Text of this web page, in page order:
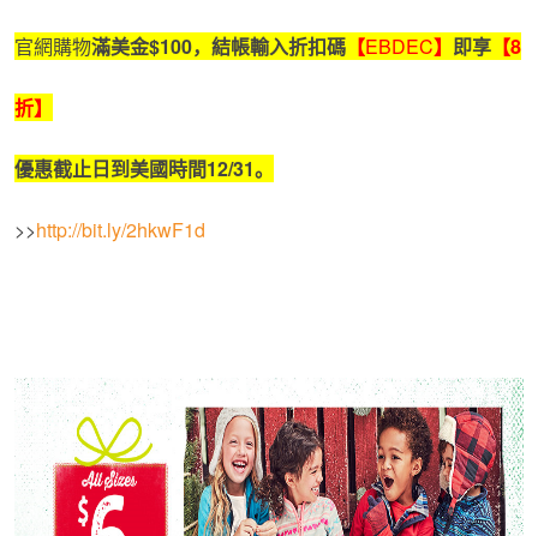
官網購物滿美金$100，結帳輸入折扣碼 【EBDEC】 即享 【8
折】
優惠截止日到美國時間12/31。
>>http://bit.ly/2hkwF1d